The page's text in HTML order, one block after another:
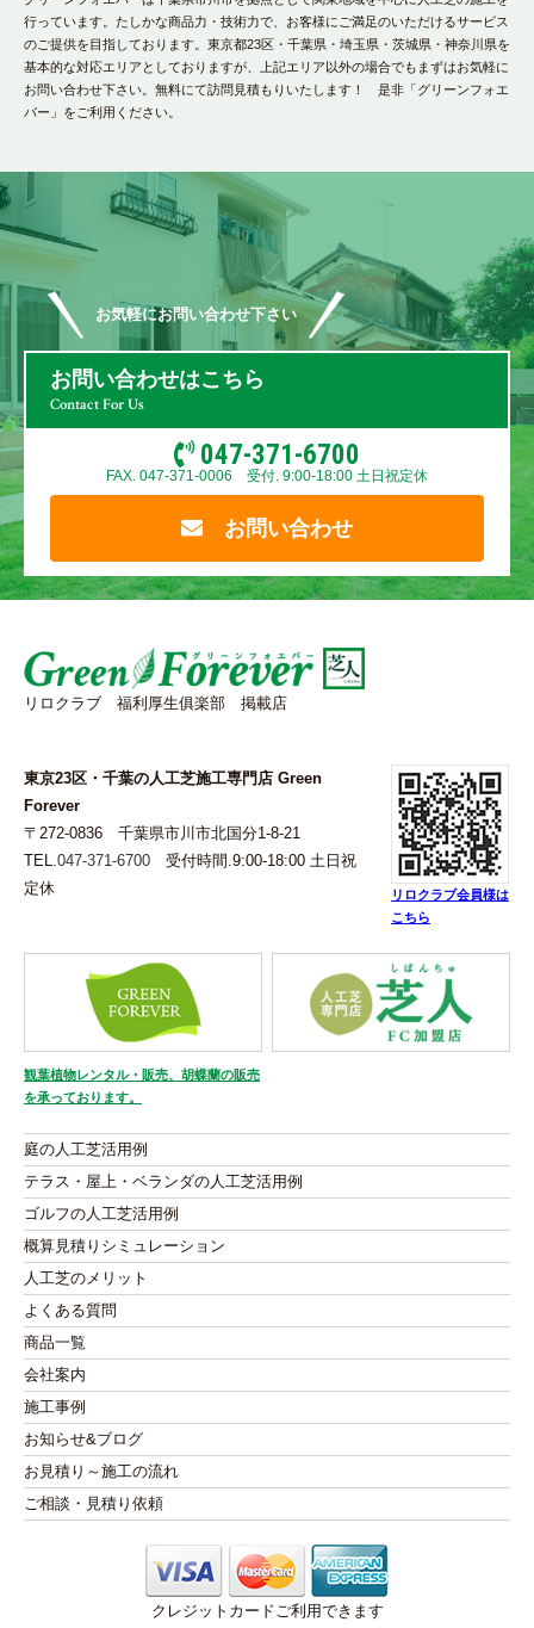
行っています。たしかな商品力・技術力で、お客様にご満足のいただけるサービス
のご提供を目指しております。東京都23区・千葉県・埼玉県・茨城県・神奈川県を
基本的な対応エリアとしておりますが、上記エリア以外の場合でもまずはお気軽に
お問い合わせ下さい。無料にて訪問見積もりいたします！ 是非「グリーンフォエ
バー」をご利用ください。
お気軽にお問い合わせ下さい
お問い合わせはこちら
Contact For Us
047-371-6700
FAX. 047-371-0006 受付. 9:00-18:00 土日祝定休
お問い合わせ
リロクラブ 福利厚生俱楽部 掲載店
東京23区・千葉の人工芝施工専門店 Green
Forever
〒272-0836 千葉県市川市北国分1-8-21
TEL. 047-371-6700 受付時間.9:00-18:00 土日祝
定休
リロクラブ会員様は
こちら
観葉植物レンタル・販売、胡蝶蘭の販売
を承っております。
庭の人工芝活用例
テラス・屋上・ベランダの人工芝活用例
ゴルフの人工芝活用例
概算見積りシミュレーション
人工芝のメリット
よくある質問
商品一覧
会社案内
施工事例
お知らせ&ブログ
お見積り～施工の流れ
ご相談・見積り依頼
クレジットカードご利用できます